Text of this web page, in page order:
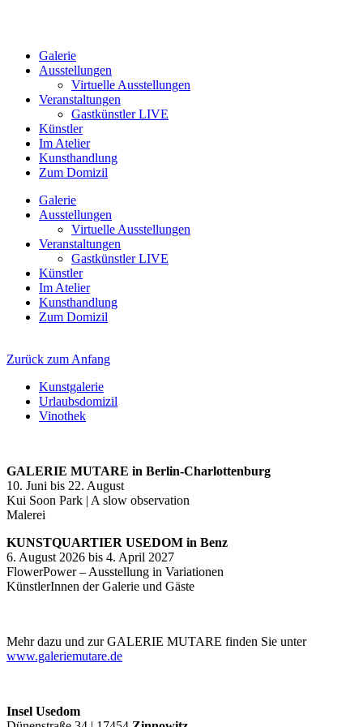
Galerie
Ausstellungen
Virtuelle Ausstellungen
Veranstaltungen
Gastkünstler LIVE
Künstler
Im Atelier
Kunsthandlung
Zum Domizil
Galerie
Ausstellungen
Virtuelle Ausstellungen
Veranstaltungen
Gastkünstler LIVE
Künstler
Im Atelier
Kunsthandlung
Zum Domizil
Zurück zum Anfang
Kunstgalerie
Urlaubsdomizil
Vinothek
GALERIE MUTARE in Berlin-Charlottenburg
10. Juni bis 22. August
Kui Soon Park | A slow observation
Malerei
KUNSTQUARTIER USEDOM in Benz
6. August 2026 bis 4. April 2027
FlowerPower – Ausstellung in Variationen
KünstlerInnen der Galerie und Gäste
Mehr dazu und zur GALERIE MUTARE finden Sie unter
www.galeriemutare.de
Insel Usedom